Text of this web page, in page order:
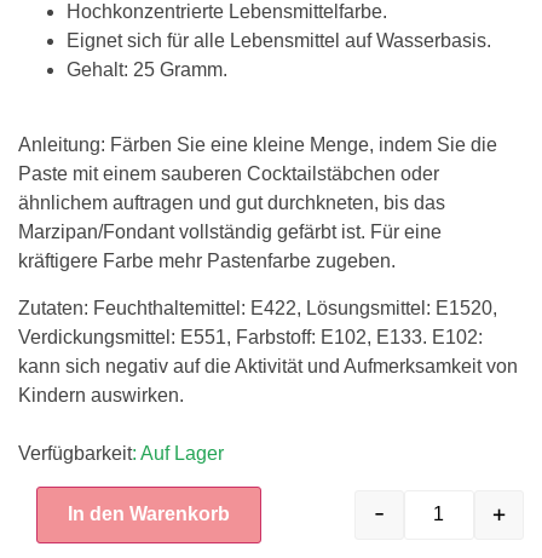
Hochkonzentrierte Lebensmittelfarbe.
Eignet sich für alle Lebensmittel auf Wasserbasis.
Gehalt: 25 Gramm.
Anleitung: Färben Sie eine kleine Menge, indem Sie die
Paste mit einem sauberen Cocktailstäbchen oder
ähnlichem auftragen und gut durchkneten, bis das
Marzipan/Fondant vollständig gefärbt ist. Für eine
kräftigere Farbe mehr Pastenfarbe zugeben.
Zutaten: Feuchthaltemittel: E422, Lösungsmittel: E1520,
Verdickungsmittel: E551, Farbstoff: E102, E133. E102:
kann sich negativ auf die Aktivität und Aufmerksamkeit von
Kindern auswirken.
Verfügbarkeit: Auf Lager
- +
In den Warenkorb